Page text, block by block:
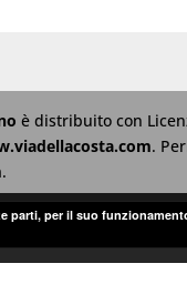
è distribuito con
.
.
parti, per il suo